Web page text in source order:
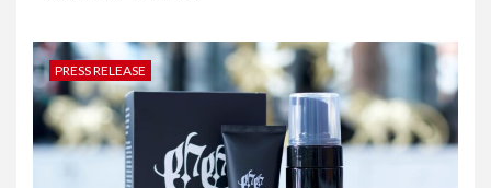
PRESS RELEASE